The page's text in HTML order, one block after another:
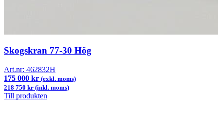
Skogskran 77-30 Hög
Art.nr: 462832H
175 000 kr (exkl. moms)
218 750 kr (inkl. moms)
Till produkten